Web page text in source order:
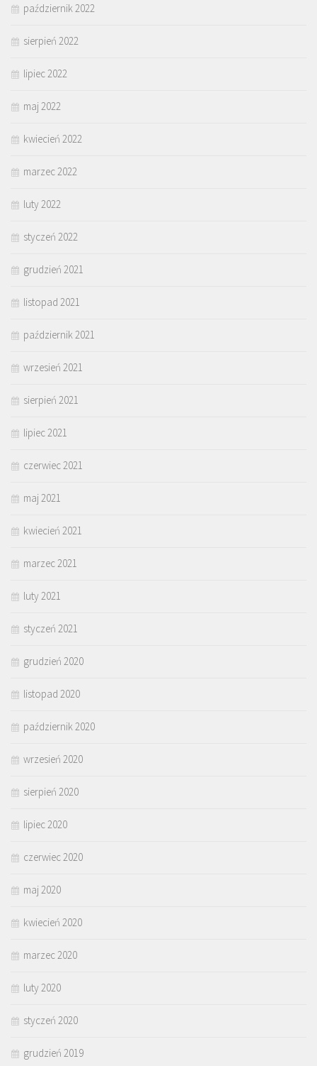
październik 2022
sierpień 2022
lipiec 2022
maj 2022
kwiecień 2022
marzec 2022
luty 2022
styczeń 2022
grudzień 2021
listopad 2021
październik 2021
wrzesień 2021
sierpień 2021
lipiec 2021
czerwiec 2021
maj 2021
kwiecień 2021
marzec 2021
luty 2021
styczeń 2021
grudzień 2020
listopad 2020
październik 2020
wrzesień 2020
sierpień 2020
lipiec 2020
czerwiec 2020
maj 2020
kwiecień 2020
marzec 2020
luty 2020
styczeń 2020
grudzień 2019